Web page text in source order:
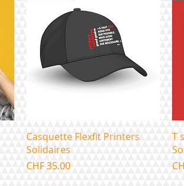
Aperçu rapide
Casquette Flexfit Printers
Solidaires
Prix
CHF 35.00
T